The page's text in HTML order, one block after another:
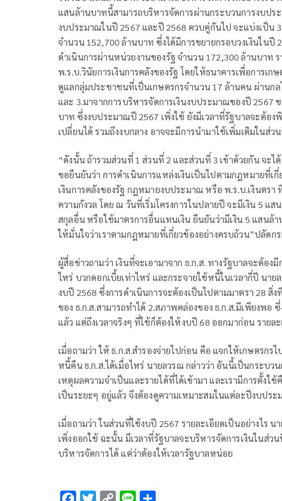
แสนล้านบาทนี้สามารถบริหารจัดการผ่านกระบวนการงบปร
งบประมาณในปี 2567 และปี 2568 ควบคู่กันไป จะแบ่งเป็น
จำนวน 152,700 ล้านบาท ซึ่งได้มีการขยายกรอบวงเงินในปี
ดำเนินการผ่านหน่วยงานของรัฐ จำนวน 172,300 ล้านบาท
พ.ร.บ.วินัยการเงินการคลังของรัฐ โดยให้ธนาคารเพื่อการเก
ดูแลกลุ่มประชาชนที่เป็นเกษตรกรจำนวน 17 ล้านคน ผ่านก
และ 3.มาจากการบริหารจัดการเงินงบประมาณของปี 2567
บาท ซึ่งงบประมาณปี 2567 เพิ่งใช้ ยังมีเวลาที่รัฐบาลจะต้อง
เปลี่ยนได้ รวมถึงงบกลาง อาจจะมีการนำมาใช้เพิ่มเติมในส่ว
“ดังนั้น ถ้ารวมส่วนที่ 1 ส่วนที่ 2 และส่วนที่ 3 เข้าด้วยกัน จะ
ขอยืนยันว่า การดำเนินการแหล่งเงินเป็นไปตามกฎหมายที่เกี่
เงินการคลังของรัฐ กฎหมายงบประมาณ หรือ พ.ร.บ.เงินตรา
ความกังวล โดย ณ วันที่เริ่มโครงการในปลายปี จะมีเงิน 5 แ
สกุลอื่น หรือใช้มาตรการอื่นแทนเงิน ยืนยันว่ามีเงิน 5 แสนล้
ให้มั่นใจว่าเราตามกฎหมายที่เกี่ยวข้องอย่างครบถ้วน”ปลัดกร
ผู้สื่อข่าวถามว่า เงินที่จะเอามาจาก ธ.ก.ส. ทางรัฐบาลจะต้อ
ไหร่ บวกดอกเบี้ยเท่าไหร่ และกระจายใช้หนี้ในเวลากี่ปี นาย
งบปี 2568 ซึ่งการดำเนินการจะต้องเป็นไปตามมาตรา 28 สิ่
ของ ธ.ก.ส.สามารถทำได้ 2.สภาพคล่องของ ธ.ก.ส.มีเพียงพอ
แล้ว แต่ถึงเวลาจริงๆ ที่ใช้ก็ต้องให้งบปี 68 ออกมาก่อน รายล
เมื่อถามว่า ให้ ธ.ก.ส.สำรองจ่ายไปก่อน คือ แจกให้เกษตรกร
หนี้คืน ธ.ก.ส.ได้เมื่อไหร่ นายลวรณ กล่าวว่า อันนี้เป็นกระบว
เหตุผลความจำเป็นและรายได้ที่ได้เข้ามา และเรามีการตั้งใ
เป็นระยะๆ อยู่แล้ว จึงต้องดูความเหมาะสมในแต่ละปีงบประ
เมื่อถามว่า ในส่วนที่ใช้งบปี 2567 รายละเอียดเป็นอย่างไร
เพิ่งออกใช้ ฉะนั้น มีเวลาที่รัฐบาลจะบริหารจัดการเงินในส่ว
บริหารจัดการได้ แต่ว่าต้องให้เวลารัฐบาลหน่อย